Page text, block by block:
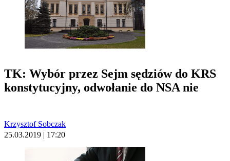
TK: Wybór przez Sejm sędziów do KRS
konstytucyjny, odwołanie do NSA nie
Krzysztof Sobczak
25.03.2019 | 17:20